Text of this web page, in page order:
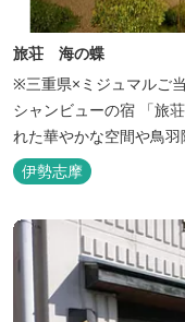
旅荘 海の蝶
※三重県×ミジュマルご当地コラ
シャンビューの宿 「旅
れた華やかな空間や鳥
をお約束します。 海の
ませ。
伊勢志摩